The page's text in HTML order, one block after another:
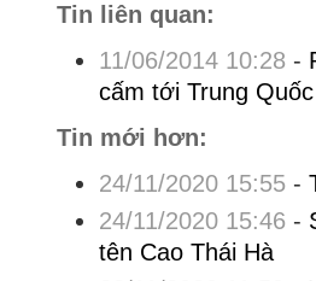
Tin liên quan:
11/06/2014 10:28 -
cấm tới Trung Quốc
Tin mới hơn:
24/11/2020 15:55-
24/11/2020 15:46 -
tên Cao Thái Hà